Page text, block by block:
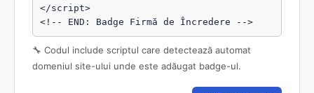
</script>
<!-- END: Badge Firmă de Încredere -->
🔧 Codul include scriptul care detectează automat
domeniul site-ului unde este adăugat badge-ul.